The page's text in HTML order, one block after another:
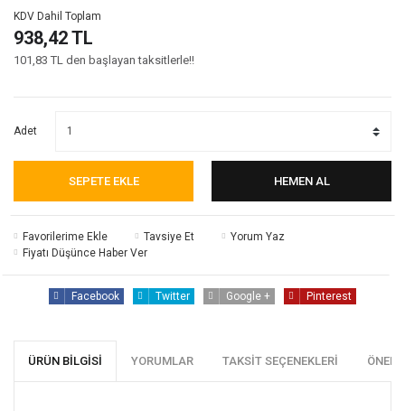
KDV Dahil Toplam
938,42 TL
101,83 TL den başlayan taksitlerle!!
Adet
SEPETE EKLE HEMEN AL
Tavsiye Et
Yorum Yaz
Fiyatı Düşünce Haber Ver
Facebook Twitter Google + Pinterest
ÜRÜN BILGISI YORUMLAR TAKSIT SEÇENEKLERI